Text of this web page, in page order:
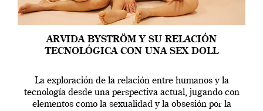
ARVIDA BYSTRÖM Y SU RELACIÓN
TECNOLÓGICA CON UNA SEX DOLL
La exploración de la relación entre humanos y la
tecnología desde una perspectiva actual, jugando con
elementos como la sexualidad y la obsesión por la